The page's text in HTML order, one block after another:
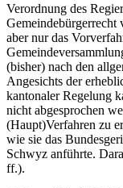
Verordnung des
aber nur das
(bisher) nach den
Angesichts der
kantonaler Regelung
nicht abgesprochen
(Haupt)Verfahren zu
wie sie das
Schwyz anführte.
ff.).